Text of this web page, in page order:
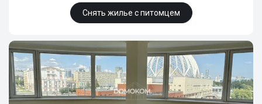
Снять жилье с питомцем